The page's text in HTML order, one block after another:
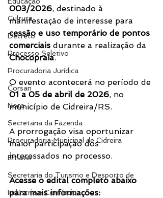
Cultura
Decreto
Processo Seletivo
Procuradoria Jurídica
Corsan
Nota
Secretaria da Fazenda
Procuradoria Municipal de Cidreira
Emater
Secretaria do Turismo e Desporto de
Indústria e Comércio
003/2026, destinado à
manifestação de interesse para
cessão e uso temporário de pontos
comerciais durante a realização da
Chocopraia.
O evento acontecerá no período de
01 a 05 de abril de 2026, no
município de Cidreira/RS.
A prorrogação visa oportunizar
maior participação dos
interessados no processo.
Acesse o edital completo abaixo
para mais informações: